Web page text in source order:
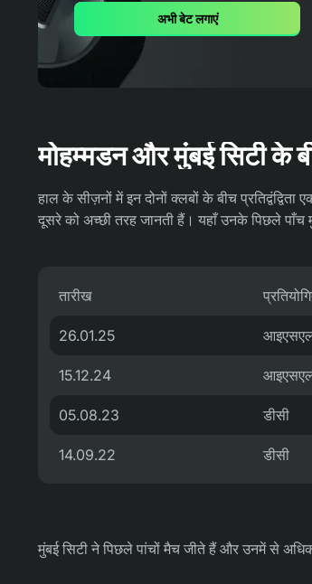
अभी बेट लगाएं
मोहम्मडन और मुंबई सिटी
हाल के सीज़नों में इन दोनों क्लबों के बीच
दूसरे को अच्छी तरह जानती हैं। यहाँ उनके पिछले पाँच
तारीख
26.01.25
15.12.24
05.08.23 डीसी
14.09.22 डीसी
मुंबई सिटी ने पिछले पांचों मैच जीते हैं और उनमें से